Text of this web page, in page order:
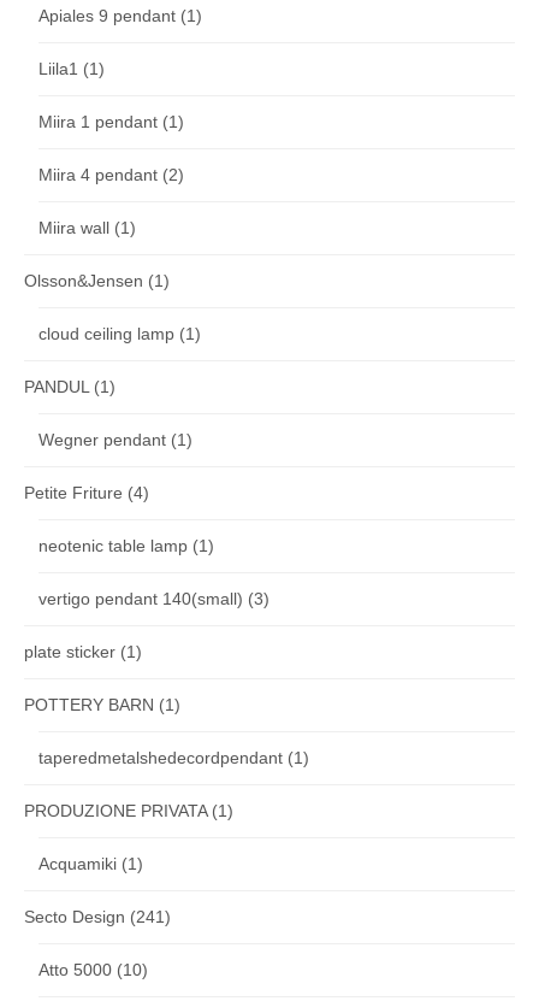
Apiales 9 pendant (1)
Liila1 (1)
Miira 1 pendant (1)
Miira 4 pendant (2)
Miira wall (1)
Olsson&Jensen (1)
cloud ceiling lamp (1)
PANDUL (1)
Wegner pendant (1)
Petite Friture (4)
neotenic table lamp (1)
vertigo pendant 140(small) (3)
plate sticker (1)
POTTERY BARN (1)
taperedmetalshedecordpendant (1)
PRODUZIONE PRIVATA(1)
Acquamiki (1)
Secto Design (241)
Atto 5000 (10)